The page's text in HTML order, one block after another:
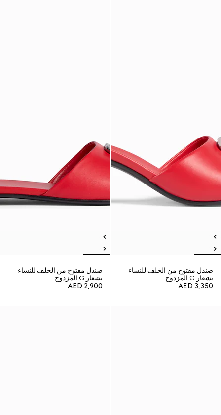
صندل مفتوح من الخلف للنساء
بشعار G المزدوج
AED 3,350
صندل مفتوح من الخلف للنساء
بشعار G المزدوج
AED 2,900